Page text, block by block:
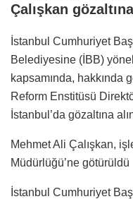
Çalışkan
İstanbul Cumhuriyet
Belediyesine (İBB)
kapsamında, hakkında
Reform Enstitüsü
İstanbul’da gözaltına
Mehmet Ali Çalışkan,
Müdürlüğü’ne götürüldü
İstanbul Cumhuriyet